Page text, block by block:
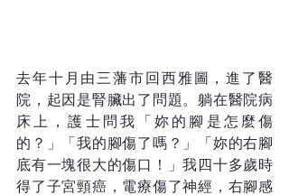
去年十月由三藩市回西雅圖，進了醫
院，起因是腎臟出了問題。躺在醫院病
床上，護士問我「妳的腳是怎麼傷
的？」「我的腳傷了嗎？」「妳的右腳
底有一塊很大的傷口！」我四十多歲時
得了子宮頸癌，電療傷了神經，右腳感